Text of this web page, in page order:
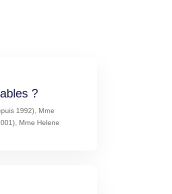
?
1992), Mme
Mme Helene